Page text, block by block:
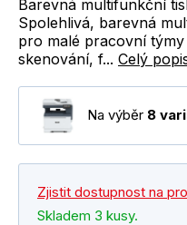
Barevná multifunkční
Spolehlivá, barevná
pro malé pracovní
skenování, f... Celý
Na výběr 8
Zjistit dostupnost na
Skladem 3 kusy.